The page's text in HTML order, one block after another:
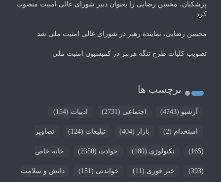
پزشکیان، محسن رضایی را بعنوان دبیر شورای عالی امنیت منصوب
کرد
محسن رضایی، نماینده رهبر در شورای عالی امنیت ملی شد
تصویب کلیات طرح تنگه هرمز در کمیسیون امنیت ملی
برچسب ها
آرشیو (4743) اجتماعی (2731) ادبیات (154)
استخدام (2) بازار (404) تبلیغات (124) تصاویر
(165) تکنولوژی (180) حوادث (2350) خانه خاص
(393) خبر فوری (11) خواندنی (151) دانش و سلامت